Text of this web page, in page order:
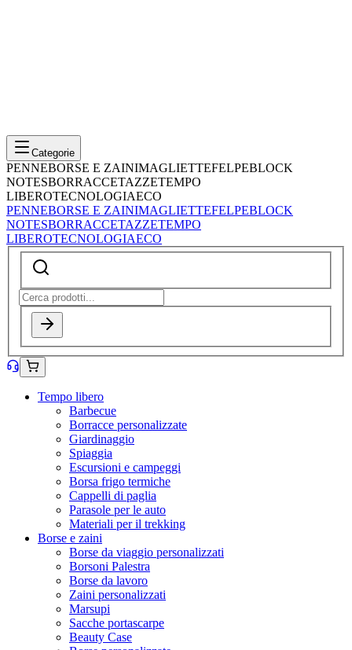
Categorie
PENNEBORSE E ZAINIMAGLIETTEFELPEBLOCK
NOTESBORRACCETAZZETEMPO
LIBEROTECNOLOGIAECO
PENNEBORSE E ZAINIMAGLIETTEFELPEBLOCK
NOTESBORRACCETAZZETEMPO
LIBEROTECNOLOGIAECO
Tempo libero
Barbecue
Borracce personalizzate
Giardinaggio
Spiaggia
Escursioni e campeggi
Borsa frigo termiche
Cappelli di paglia
Parasole per le auto
Materiali per il trekking
Borse e zaini
Borse da viaggio personalizzati
Borsoni Palestra
Borse da lavoro
Zaini personalizzati
Marsupi
Sacche portascarpe
Beauty Case